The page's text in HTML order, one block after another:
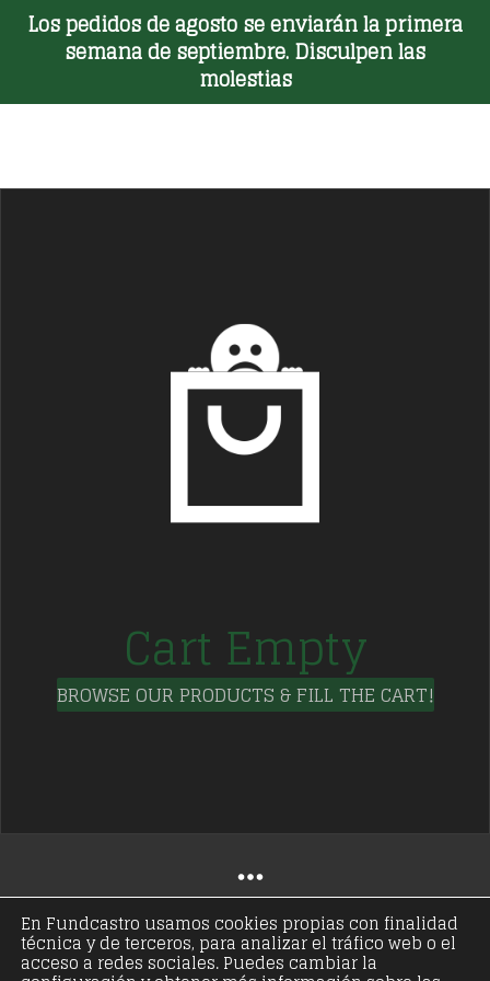
Los pedidos de agosto se enviarán la primera
semana de septiembre. Disculpen las
molestias
Toggle Menu
Cart Empty
BROWSE OUR PRODUCTS & FILL THE CART!
© Copyright 2021 - Fundación José Antonio de
En Fundcastro usamos cookies propias con finalidad
técnica y de terceros, para analizar el tráfico web o el
acceso a redes sociales. Puedes cambiar la